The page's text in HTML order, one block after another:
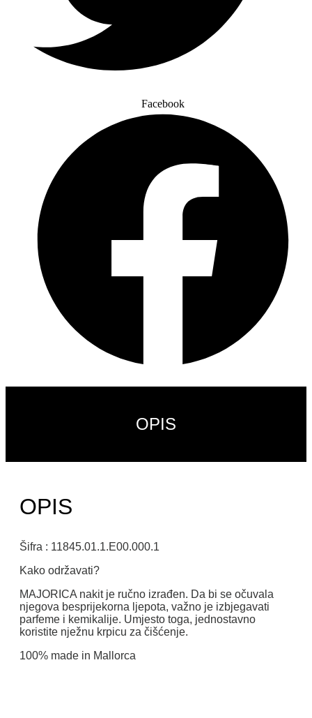
Facebook
OPIS
OPIS
Šifra : 11845.01.1.E00.000.1
Kako održavati?
MAJORICA nakit je ručno izrađen. Da bi se očuvala
njegova besprijekorna ljepota, važno je izbjegavati
parfeme i kemikalije. Umjesto toga, jednostavno
koristite nježnu krpicu za čišćenje.
100% made in Mallorca